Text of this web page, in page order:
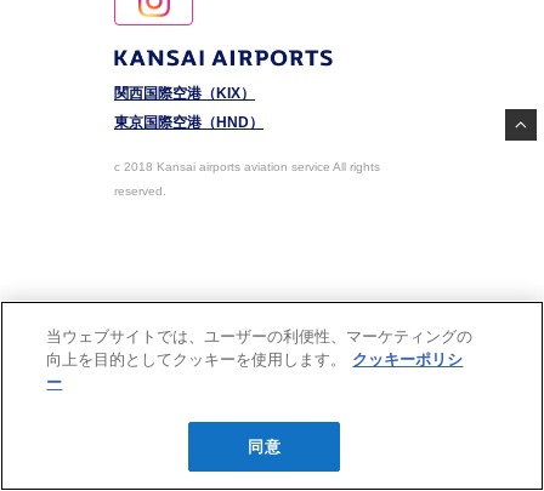
関西国際空港（KIX）
東京国際空港（HND）
c 2018 Kansai airports aviation service All rights
reserved.
当ウェブサイトでは、ユーザーの利便性、マーケティングの
向上を目的としてクッキーを使用します。
クッキーポリシ
ー
同意